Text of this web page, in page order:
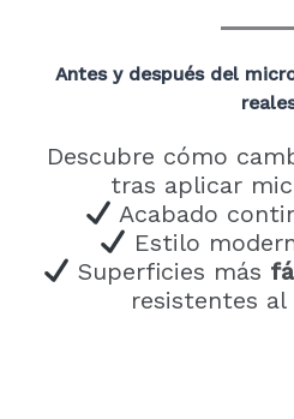
Antes y después del
Descubre cómo
tras aplicar
Acabado
Estilo
Superficies más
resistentes al